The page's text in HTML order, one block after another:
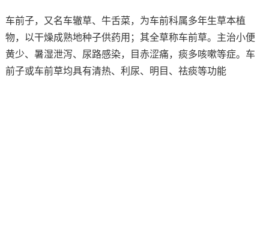
车前子，又名车辙草、牛舌菜，为车前科属多年生草本植
物，以干燥成熟地种子供药用；其全草称车前草。主治小便
黄少、暑湿泄泻、尿路感染，目赤涩痛，痰多咳嗽等症。车
前子或车前草均具有清热、利尿、明目、祛痰等功能